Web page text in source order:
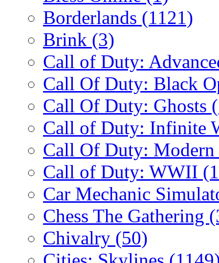
Borderlands (1121)
Brink (3)
Call of Duty:
Call Of Duty: Black
Call Of Duty: Ghosts
Call of Duty: Infinite
Call Of Duty:
Call of Duty: WWII
Car Mechanic
Chess The Gathering
Chivalry (50)